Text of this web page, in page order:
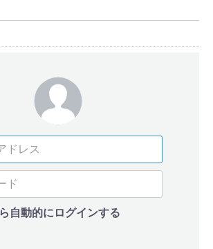
自動的にログインする